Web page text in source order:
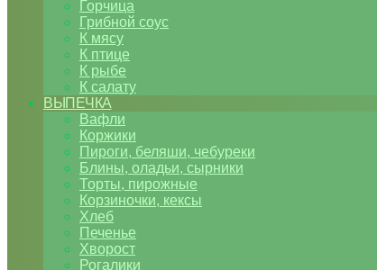
Горчица
Грибной соус
К мясу
К птице
К рыбе
К салату
ВЫПЕЧКА
Вафли
Коржики
Пироги, беляши, чебуреки
Блины, оладьи, сырники
Торты, пирожные
Корзиночки, кексы
Хлеб
Печенье
Хворост
Рогалики